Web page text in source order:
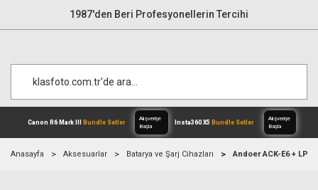
1987'den Beri Profesyonellerin Tercihi
Anasayfa Aksesuarlar Batarya ve Şarj Cihazları Andoer ACK-E6 + LP-